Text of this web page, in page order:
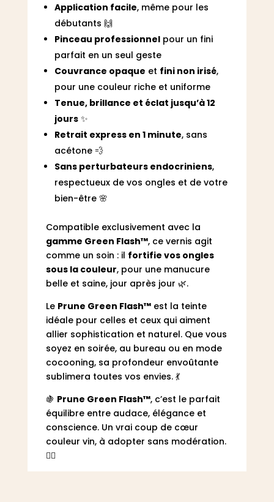
Application facile, même pour les
débutants 🙌
Pinceau professionnelpour un fini
parfait en un seul geste
Couvrance opaque et fini non irisé,
pour une couleur riche et uniforme
Tenue, brillance et éclat jusqu’à 12
jours✨
Retrait express en 1 minute, sans
acétone 💨
Sans perturbateurs endocriniens,
respectueux de vos ongles et de votre
bien-être 🌸
Compatible exclusivement avec la
gamme Green Flash™, ce vernis agit
comme un soin : il fortifie vos ongles
sous la couleur, pour une manucure
belle et saine, jour après jour 🌿.
Le Prune Green Flash™est la teinte
idéale pour celles et ceux qui aiment
allier sophistication et naturel. Que vous
soyez en soirée, au bureau ou en mode
cocooning, sa profondeur envoûtante
sublimera toutes vos envies. 💃
🍇 Prune Green Flash™, c’est le parfait
équilibre entre audace, élégance et
conscience. Un vrai coup de cœur
couleur vin, à adopter sans modération.
❤️‍🔥